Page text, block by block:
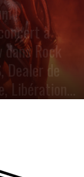
!
à
Rock
Dealer de
Libération…